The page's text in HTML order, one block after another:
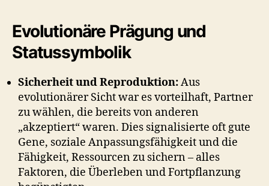
Evolutionäre Prägung und
Statussymbolik
Sicherheit und Reproduktion:Aus
evolutionärer Sicht war es vorteilhaft, Partner
zu wählen, die bereits von anderen
„akzeptiert“ waren. Dies signalisierte oft gute
Gene, soziale Anpassungsfähigkeit und die
Fähigkeit, Ressourcen zu sichern – alles
Faktoren, die Überleben und Fortpflanzung